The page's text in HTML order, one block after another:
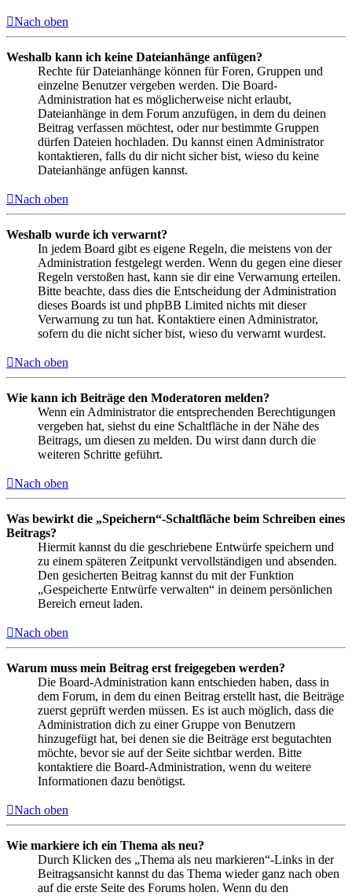
Nach oben
Weshalb kann ich keine Dateianhänge anfügen?
Rechte für Dateianhänge können für Foren, Gruppen und
einzelne Benutzer vergeben werden. Die Board-
Administration hat es möglicherweise nicht erlaubt,
Dateianhänge in dem Forum anzufügen, in dem du deinen
Beitrag verfassen möchtest, oder nur bestimmte Gruppen
dürfen Dateien hochladen. Du kannst einen Administrator
kontaktieren, falls du dir nicht sicher bist, wieso du keine
Dateianhänge anfügen kannst.
Nach oben
Weshalb wurde ich verwarnt?
In jedem Board gibt es eigene Regeln, die meistens von der
Administration festgelegt werden. Wenn du gegen eine dieser
Regeln verstoßen hast, kann sie dir eine Verwarnung erteilen.
Bitte beachte, dass dies die Entscheidung der Administration
dieses Boards ist und phpBB Limited nichts mit dieser
Verwarnung zu tun hat. Kontaktiere einen Administrator,
sofern du die nicht sicher bist, wieso du verwarnt wurdest.
Nach oben
Wie kann ich Beiträge den Moderatoren melden?
Wenn ein Administrator die entsprechenden Berechtigungen
vergeben hat, siehst du eine Schaltfläche in der Nähe des
Beitrags, um diesen zu melden. Du wirst dann durch die
weiteren Schritte geführt.
Nach oben
Was bewirkt die „Speichern“-Schaltfläche beim Schreiben eines
Beitrags?
Hiermit kannst du die geschriebene Entwürfe speichern und
zu einem späteren Zeitpunkt vervollständigen und absenden.
Den gesicherten Beitrag kannst du mit der Funktion
„Gespeicherte Entwürfe verwalten“ in deinem persönlichen
Bereich erneut laden.
Nach oben
Warum muss mein Beitrag erst freigegeben werden?
Die Board-Administration kann entschieden haben, dass in
dem Forum, in dem du einen Beitrag erstellt hast, die Beiträge
zuerst geprüft werden müssen. Es ist auch möglich, dass die
Administration dich zu einer Gruppe von Benutzern
hinzugefügt hat, bei denen sie die Beiträge erst begutachten
möchte, bevor sie auf der Seite sichtbar werden. Bitte
kontaktiere die Board-Administration, wenn du weitere
Informationen dazu benötigst.
Nach oben
Wie markiere ich ein Thema als neu?
Durch Klicken des „Thema als neu markieren“-Links in der
Beitragsansicht kannst du das Thema wieder ganz nach oben
auf die erste Seite des Forums holen. Wenn du den